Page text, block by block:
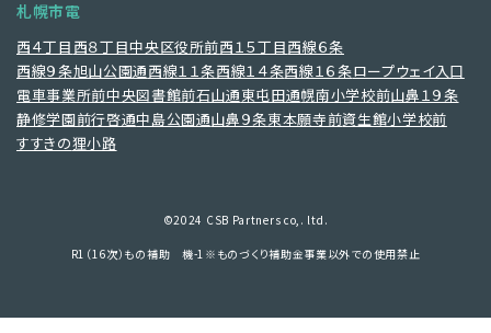
札幌市電
西４丁目 西８丁目中央区役所前西１５丁目西線６条
西線９条旭山公園通西線１１条西線１４条西線１６条ロープウェイ入口
電車事業所前中央図書館前石山通東屯田通幌南小学校前山鼻１９条
静修学園前行啓通中島公園通山鼻９条東本願寺前資生館小学校前
すすきの狸小路
©2024 CSB Partners co,. ltd.
R1（16次）もの補助 機-1※ものづくり補助金事業以外での使用禁止